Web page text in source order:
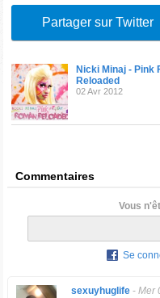
Partager sur Twitter
Nicki Minaj - Pink
Reloaded
02 Avr 2012
Commentaires
Vous
Se
sexuyhuglife- Mer